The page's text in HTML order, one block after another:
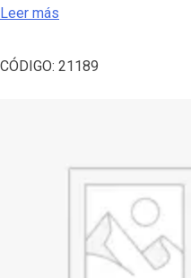
Leer más
CÓDIGO: 21189